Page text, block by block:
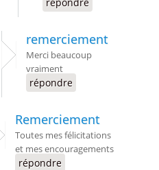
remerciement
Merci beaucoup
vraiment
répondre
Remerciement
Toutes mes félicitations
et mes encouragements
répondre